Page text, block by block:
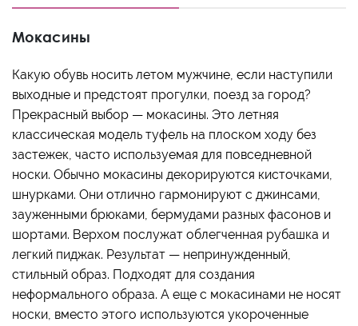
Мокасины
Какую обувь носить летом мужчине, если наступили
выходные и предстоят прогулки, поезд за город?
Прекрасный выбор — мокасины. Это летняя
классическая модель туфель на плоском ходу без
застежек, часто используемая для повседневной
носки. Обычно мокасины декорируются кисточками,
шнурками. Они отлично гармонируют с джинсами,
зауженными брюками, бермудами разных фасонов и
шортами. Верхом послужат облегченная рубашка и
легкий пиджак. Результат — непринужденный,
стильный образ. Подходят для создания
неформального образа. А еще с мокасинами не носят
носки, вместо этого используются укороченные